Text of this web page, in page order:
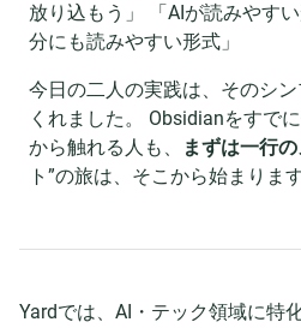
放り込もう」 「AIが読みやす
分にも読みやすい形式」
今日の二人の実践は、そのシ
くれました。 Obsidianをすで
から触れる人も、
まずは一行
ト”の旅は、そこから始まります
Yardでは、AI・テック領域に特